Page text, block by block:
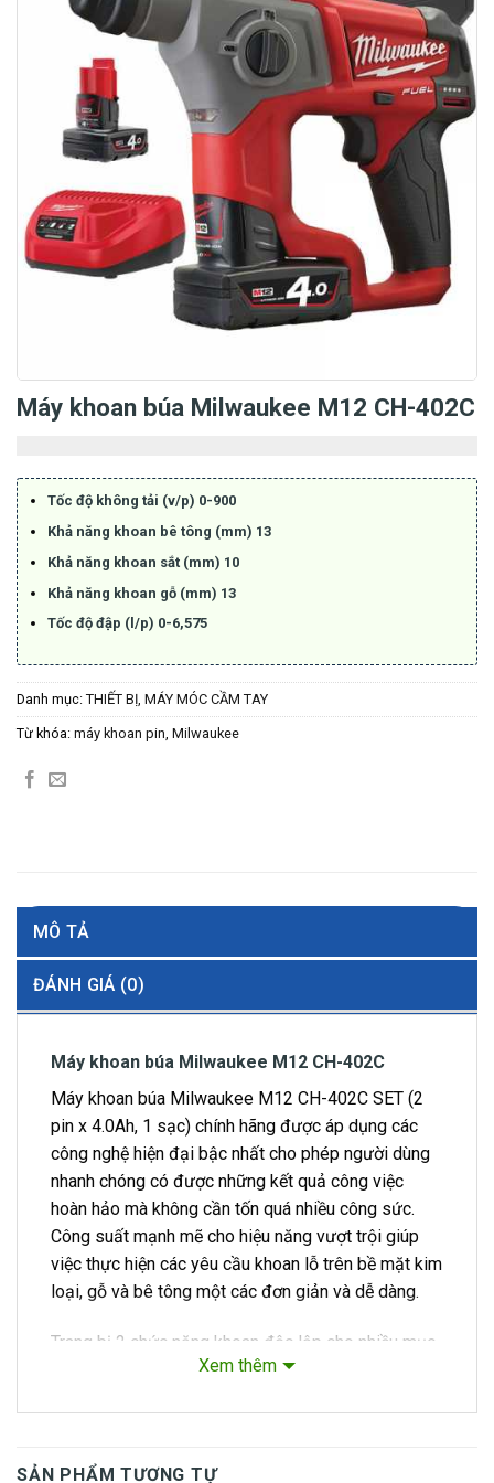
Máy khoan búa Milwaukee M12 CH-402C
Tốc độ không tải (v/p) 0-900
Khả năng khoan bê tông (mm) 13
Khả năng khoan sắt (mm) 10
Khả năng khoan gỗ (mm) 13
Tốc độ đập (l/p) 0-6,575
Danh mục: THIẾT BỊ, MÁY MÓC CẦM TAY
Từ khóa: máy khoan pin, Milwaukee
MÔ TẢ
ĐÁNH GIÁ (0)
Máy khoan búa Milwaukee M12 CH-402C
Máy khoan búa Milwaukee M12 CH-402C SET (2
pin x 4.0Ah, 1 sạc) chính hãng được áp dụng các
công nghệ hiện đại bậc nhất cho phép người dùng
nhanh chóng có được những kết quả công việc
hoàn hảo mà không cần tốn quá nhiều công sức.
Công suất mạnh mẽ cho hiệu năng vượt trội giúp
việc thực hiện các yêu cầu khoan lỗ trên bề mặt kim
loại, gỗ và bê tông một các đơn giản và dễ dàng.
Trang bị 2 chức năng khoan độc lập cho nhiều mục
đích sử dụng khác nhau, Milwaukee M12CH-
Đặc điểm nổi bật:
Xem thêm
SẢN PHẨM TƯƠNG TỰ